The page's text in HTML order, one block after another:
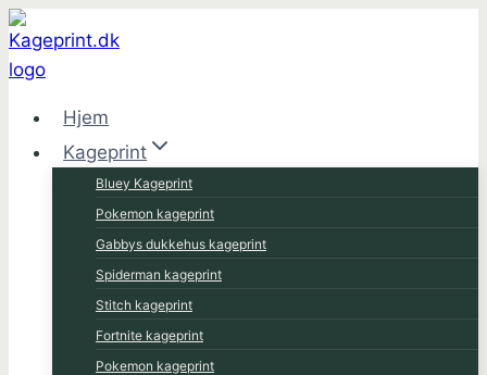
Fortsæt
til
indhold
Hjem
Kageprint
Bluey Kageprint
Pokemon kageprint
Gabbys dukkehus kageprint
Spiderman kageprint
Stitch kageprint
Fortnite kageprint
Pokemon kageprint